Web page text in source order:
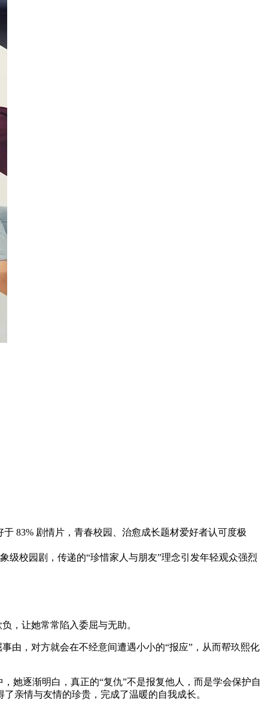
83% 剧情片，青春校园、治愈成长题材爱好者认可度极
级校园剧，传递的“珍惜家人与朋友”理念引发年轻观众强烈
，让她常常陷入委屈与无助。
由，对方就会在不经意间遭遇小小的“报应”，从而帮玖熙化
她逐渐明白，真正的“复仇”不是报复他人，而是学会保护自
亲情与友情的珍贵，完成了温暖的自我成长。